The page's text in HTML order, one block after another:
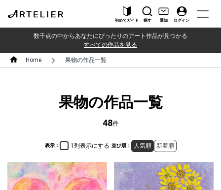
初めてガイド 探す 通知 ログイン
数千点の中からあなたにぴったりのアート作品が見つかる
すべての作品を見る
Home 果物の作品一覧
果物の作品一覧
48件
表示： 1列表示にする 並び順： 人気順 新着順